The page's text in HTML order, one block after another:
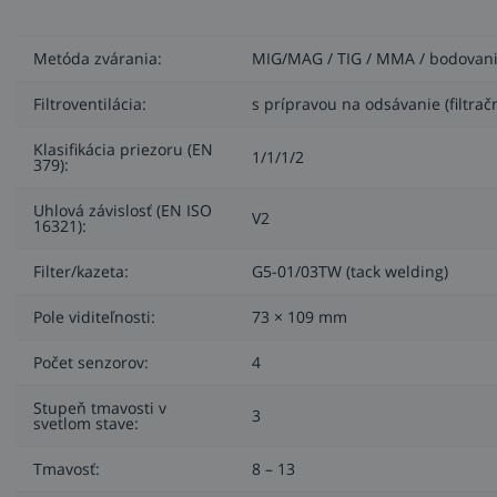
Vďaka patentovanej technológii Natural Color je pohľad
bočných vývodov (4).
Metóda zvárania: MIG/MAG / TIG / MMA /
Filtroventilácia: s prípravou na odsávanie
Klasifikácia priezoru (EN
379): 1/1/1/2
Uhlová závislosť (EN ISO
16321): V2
Filter/kazeta: G5-01/03TW (tack welding)
Pole viditeľnosti: 73 × 109 mm
Počet senzorov: 4
Stupeň tmavosti v
svetlom stave: 3
Tmavosť: 8 – 13